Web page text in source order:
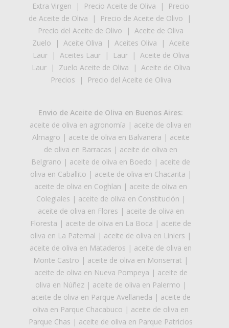
Extra Virgen | Precio Aceite de Oliva |
Precio
de Aceite de Oliva | Precio de Aceite de Olivo |
Precio del Aceite de Olivo | Aceite de Oliva
Zuelo | Aceite Oliva | Aceites Oliva | Aceite
Laur| Aceites Laur| Laur| Aceite de Oliva
Laur| Zuelo Aceite de Oliva | Aceite de Oliva
Precios | Precio del Aceite de Oliva
Envio de Aceite de Oliva en Buenos Aires:
aceite de oliva en agronomía | aceite de oliva en
Almagro | aceite de oliva en Balvanera | aceite
de oliva en Barracas | aceite de oliva en
Belgrano | aceite de oliva en Boedo | aceite de
oliva en Caballito | aceite de oliva en Chacarita |
aceite de oliva en Coghlan | aceite de oliva en
Colegiales | aceite de oliva en Constitución |
aceite de oliva en Flores | aceite de oliva en
Floresta | aceite de oliva en La Boca | aceite de
oliva en La Paternal | aceite de oliva en Liniers |
aceite de oliva en Mataderos | aceite de oliva en
Monte Castro | aceite de oliva en Monserrat |
aceite de oliva en Nueva Pompeya | aceite de
oliva en Núñez| aceite de oliva en Palermo |
aceite de oliva en Parque Avellaneda | aceite de
oliva en Parque Chacabuco | aceite de oliva en
Parque Chas | aceite de oliva en Parque Patricios